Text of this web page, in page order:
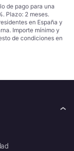
de pago para una
Plazo: 2 meses.
en España y
Importe mínimo y
de condiciones en